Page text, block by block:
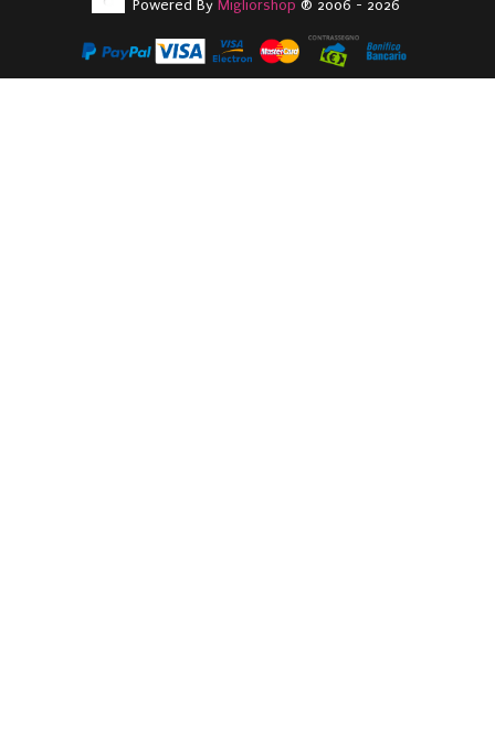
Powered By Migliorshop ® 2006 - 2026